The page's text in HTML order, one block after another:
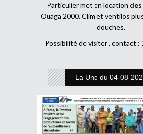
Particulier met en location
Ouaga 2000. Clim et ventilos
douches.
Possibilité de visiter , contact :
La Une du 04-08-